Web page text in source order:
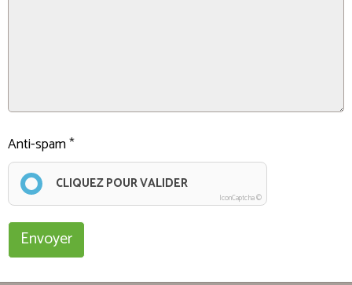
Anti-spam
CLIQUEZ POUR VALIDER
IconCaptcha ©
Envoyer